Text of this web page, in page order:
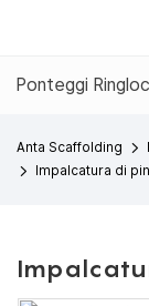
Ponteggi
Anta Scaffolding
Impalcatura di